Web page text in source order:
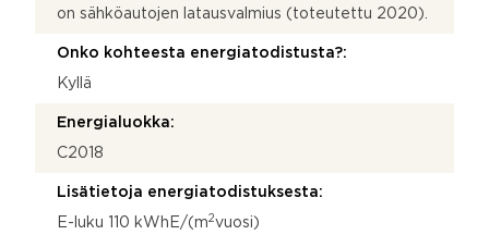
on sähköautojen latausvalmius (toteutettu 2020).
Onko kohteesta energiatodistusta?:
Kyllä
Energialuokka:
C2018
Lisätietoja energiatodistuksesta:
E-luku 110 kWhE/(m2vuosi)